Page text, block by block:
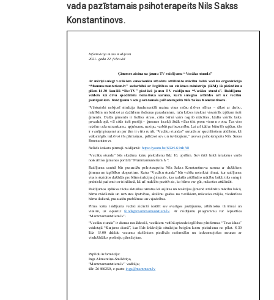
vada pazīstamais psihoterapeits Nils Sakss
Konstantinovs.